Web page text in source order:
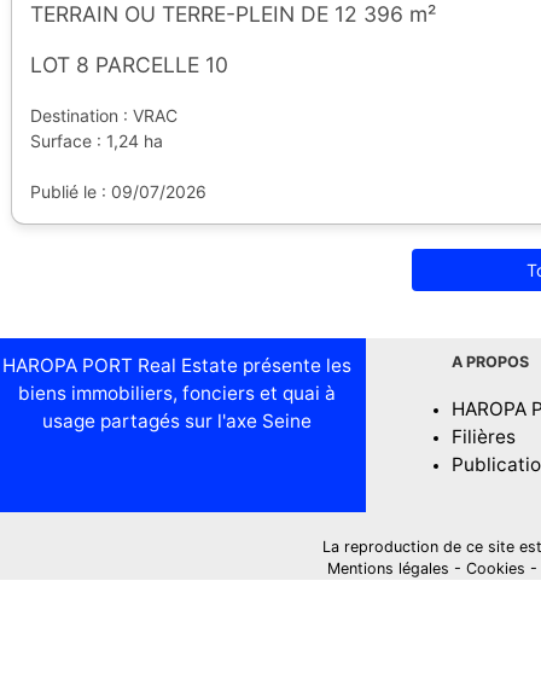
TERRAIN OU TERRE-PLEIN DE 12 396 m²
LOT 8 PARCELLE 10
Destination : VRAC
Surface : 1,24 ha
Publié le : 09/07/2026
HAROPA PORT Real Estate présente les
biens immobiliers, fonciers et quai à
usage partagés sur l'axe Seine
A PROPOS
HAROPA
Filières
La reproduction de ce site
Mentions légales - Cookies -